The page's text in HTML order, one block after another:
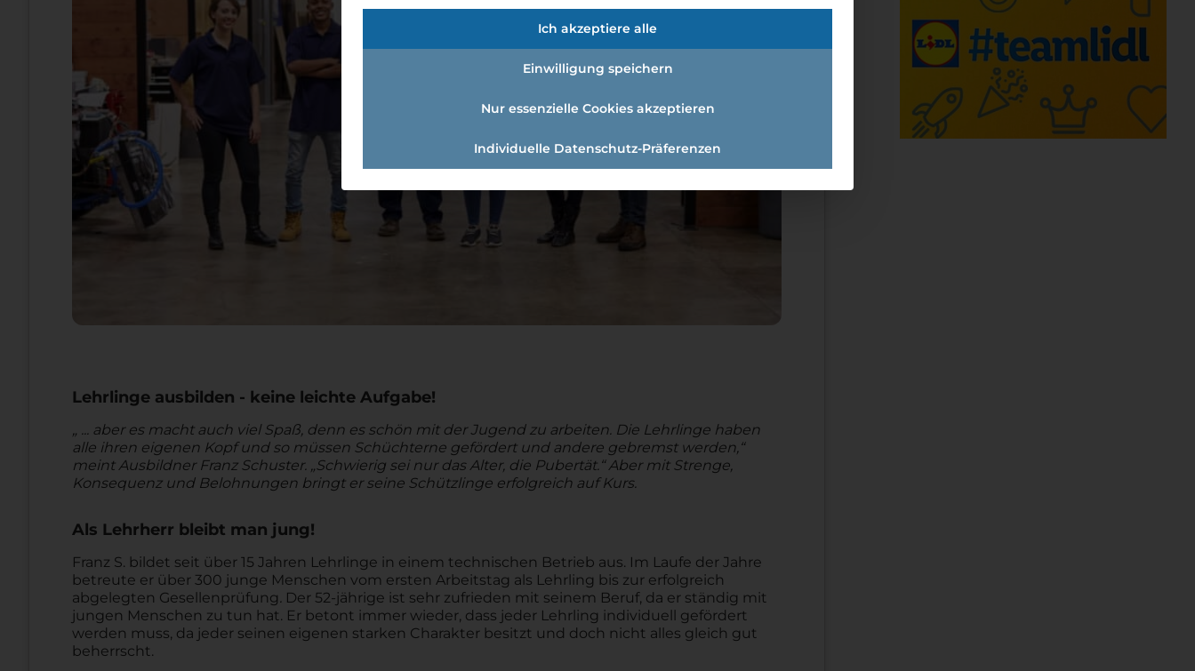
Lehrlinge ausbilden - keine leichte Aufgabe!
„ ... aber es macht auch viel Spaß, denn es schön mit der Jugend zu arbeiten. Die Lehrlinge haben
alle ihren eigenen Kopf und so müssen Schüchterne gefördert und andere gebremst werden,“
meint Ausbildner Franz Schuster. „Schwierig sei nur das Alter, die Pubertät.“ Aber mit Strenge,
Konsequenz und Belohnungen bringt er seine Schützlinge erfolgreich auf Kurs.
Als Lehrherr bleibt man jung!
Franz S. bildet seit über 15 Jahren Lehrlinge in einem technischen Betrieb aus. Im Laufe der Jahre
betreute er über 300 junge Menschen vom ersten Arbeitstag als Lehrling bis zur erfolgreich
abgelegten Gesellenprüfung. Der 52-jährige ist sehr zufrieden mit seinem Beruf, da er ständig mit
jungen Menschen zu tun hat. Er betont immer wieder, dass jeder Lehrling individuell gefördert
werden muss, da jeder seinen eigenen starken Charakter besitzt und doch nicht alles gleich gut
beherrscht.
Ich akzeptiere alle
Einwilligung speichern
Nur essenzielle Cookies akzeptieren
Individuelle Datenschutz-Präferenzen